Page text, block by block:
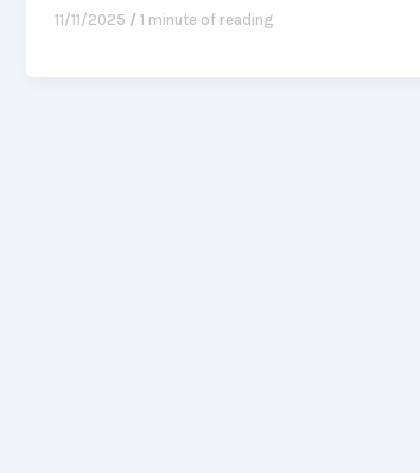
11/11/2025 / 1 minute of reading